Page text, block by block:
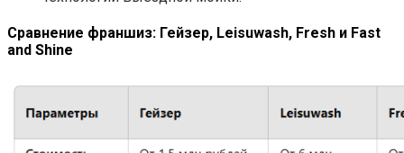
Сравнение франшиз: Гейзер, Leisuwash, Fresh и Fast
and Shine